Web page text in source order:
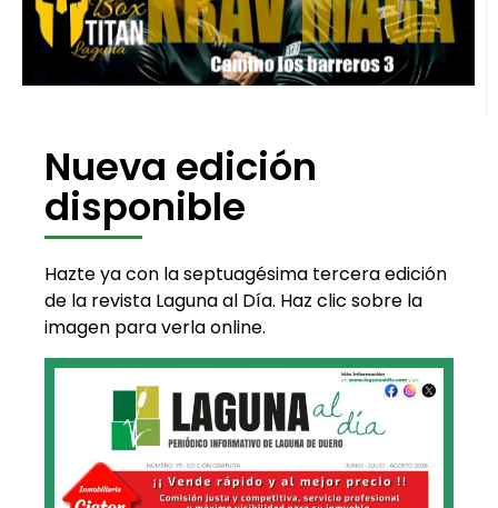
Nueva edición
disponible
Hazte ya con la septuagésima tercera edición
de la revista Laguna al Día. Haz clic sobre la
imagen para verla online.